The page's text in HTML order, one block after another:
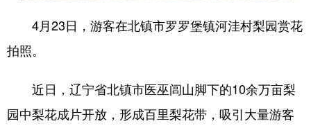
山东 河南 湖北 湖南
四川 贵州 云南 西藏
陕西 甘肃 青海 宁夏
4月23日，游客在北镇市罗罗堡镇河洼村梨园赏花
拍照。
近日，辽宁省北镇市医巫闾山脚下的10余万亩梨
园中梨花成片开放，形成百里梨花带，吸引大量游客